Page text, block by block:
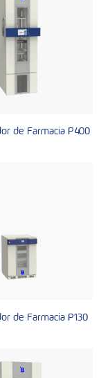
de Farmacia P400
de Farmacia P130